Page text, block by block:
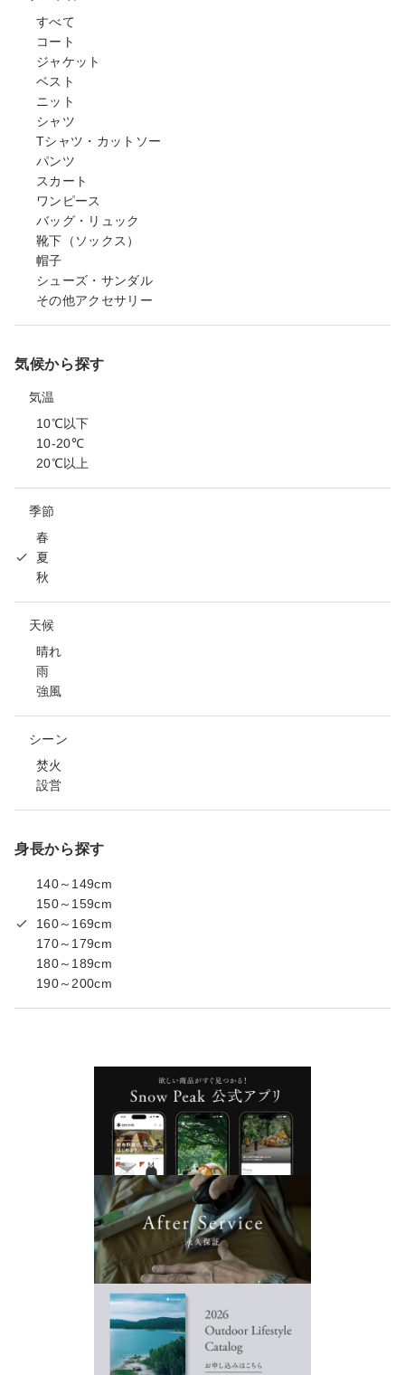
すべて
コート
ジャケット
ベスト
ニット
シャツ
Tシャツ・カットソー
パンツ
スカート
ワンピース
バッグ・リュック
靴下（ソックス）
帽子
シューズ・サンダル
その他アクセサリー
気候から探す
気温
10℃以下
10-20℃
20℃以上
季節
春
夏
秋
天候
晴れ
雨
強風
シーン
焚火
設営
身長から探す
140～149cm
150～159cm
160～169cm
170～179cm
180～189cm
190～200cm